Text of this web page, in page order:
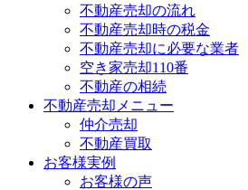
不動産売却の流れ
不動産売却時の税金
不動産売却に必要な業者
空き家売却110番
不動産の相続
不動産売却メニュー
仲介売却
不動産買取
お客様実例
お客様の声